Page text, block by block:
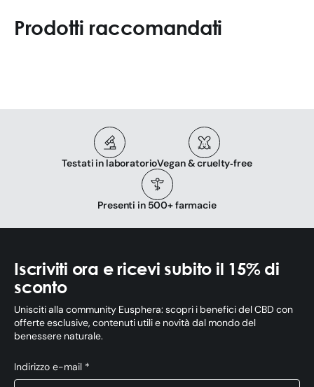
Prodotti raccomandati
Testati in laboratorioVegan & cruelty‑free
Presenti in 500+ farmacie
Iscriviti ora e ricevi subito il 15% di
sconto
Unisciti alla community Eusphera: scopri i benefici del CBD con
offerte esclusive, contenuti utili e novità dal mondo del
benessere naturale.
Indirizzo e-mail *